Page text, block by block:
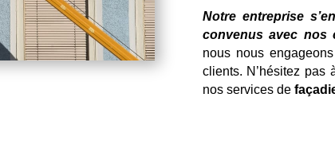
Notre entreprise
convenus avec nos
nous nous
clients. N’hésitez pas
nos services de